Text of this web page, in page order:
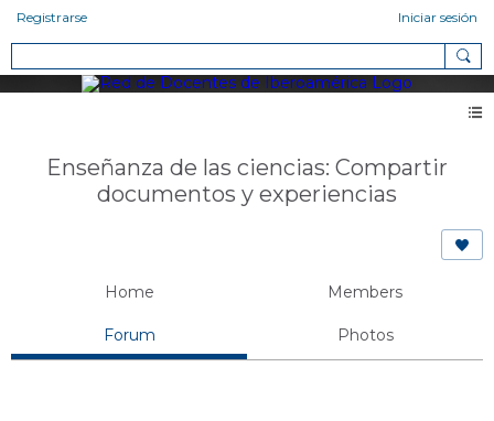
Registrarse Iniciar sesión
Enseñanza de las ciencias: Compartir
documentos y experiencias
Home Members
Forum Photos